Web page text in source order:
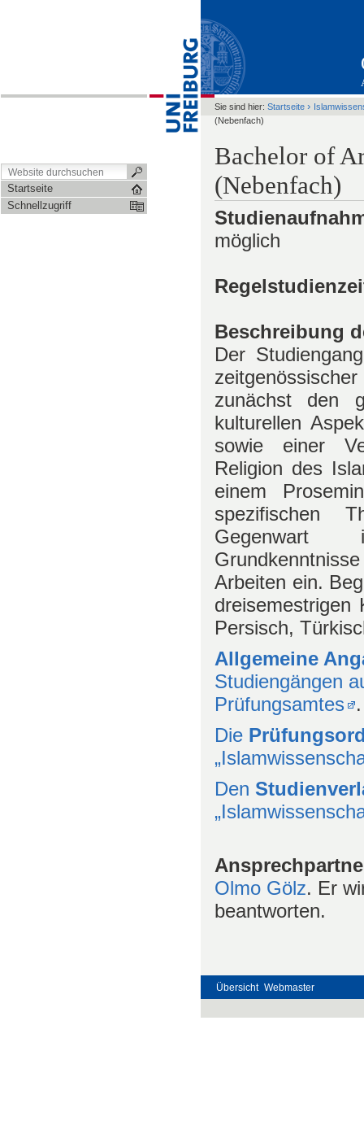
Startseite
Schnellzugriff
Sie sind hier: Startseite ›
(Nebenfach)
Bachelor of
(Nebenfach)
möglich
Beschreibung
Der
zunächst den
kulturellen
sowie einer
Religion des
einem
spezifischen
Gegenwart
Arbeiten ein.
dreisemestrigen
Persisch,
Allgemeine
Studiengängen
Prüfungsamtes
.
Die
Den
Olmo Gölz. Er
beantworten.
Übersicht Webmaster